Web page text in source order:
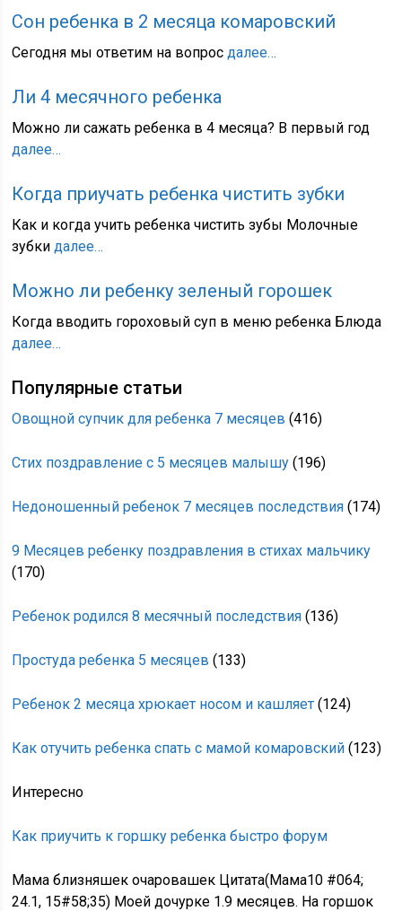
Сон ребенка в 2 месяца комаровский
Сегодня мы ответим на вопросдалее…
Ли 4 месячного ребенка
Можно ли сажать ребенка в 4 месяца? В первый год
далее…
Когда приучать ребенка чистить зубки
Как и когда учить ребенка чистить зубы Молочные
зубкидалее…
Можно ли ребенку зеленый горошек
Когда вводить гороховый суп в меню ребенка Блюда
далее…
Популярные статьи
Овощной супчик для ребенка 7 месяцев (416)
Стих поздравление с 5 месяцев малышу (196)
Недоношенный ребенок 7 месяцев последствия (174)
9 Месяцев ребенку поздравления в стихах мальчику
(170)
Ребенок родился 8 месячный последствия (136)
Простуда ребенка 5 месяцев (133)
Ребенок 2 месяца хрюкает носом и кашляет (124)
Как отучить ребенка спать с мамой комаровский (123)
Интересно
Как приучить к горшку ребенка быстро форум
Мама близняшек очаровашек Цитата(Мама10 #064;
24.1, 15#58;35) Моей дочурке 1.9 месяцев. На горшок